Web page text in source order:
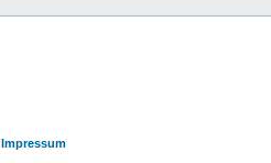
Impressum